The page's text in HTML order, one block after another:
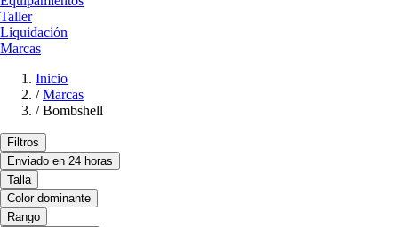
Taller
Liquidación
Marcas
Inicio
/ Marcas
/ Bombshell
Filtros
Enviado en 24 horas
Talla
Color dominante
Rango